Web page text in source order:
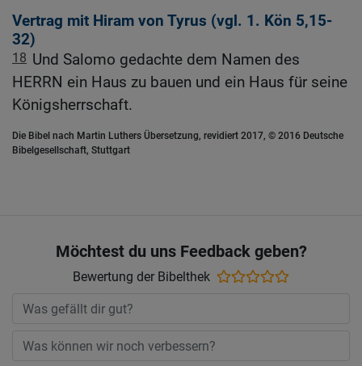
Vertrag mit Hiram von Tyrus (vgl. 1. Kön 5,15-
32)
18 Und Salomo gedachte dem Namen des
HERRN ein Haus zu bauen und ein Haus für seine
Königsherrschaft.
Die Bibel nach Martin Luthers Übersetzung, revidiert 2017, © 2016 Deutsche
Bibelgesellschaft, Stuttgart
Möchtest du uns Feedback geben?
Bewertung der Bibelthek